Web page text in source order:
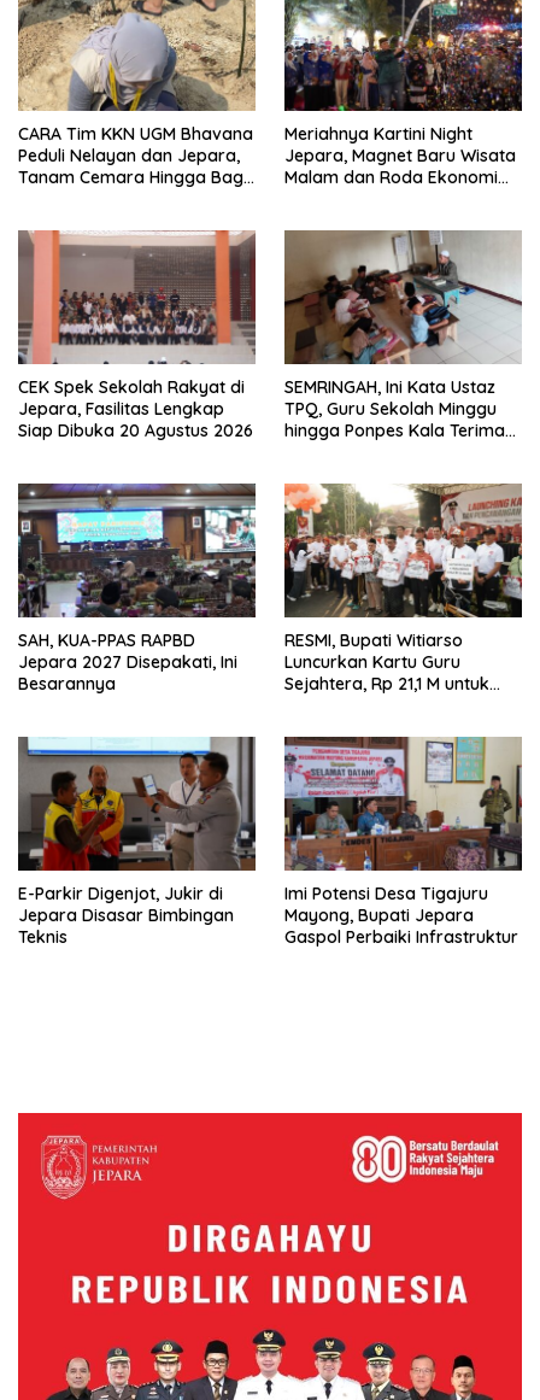
CARA Tim KKN UGM Bhavana
Peduli Nelayan dan Jepara,
Tanam Cemara Hingga Bagi
Meriahnya Kartini Night
Jepara, Magnet Baru Wisata
Malam dan Roda Ekonomi
CEK Spek Sekolah Rakyat di
Jepara, Fasilitas Lengkap
Siap Dibuka 20 Agustus 2026
SEMRINGAH, Ini Kata Ustaz
TPQ, Guru Sekolah Minggu
hingga Ponpes Kala Terima
SAH, KUA-PPAS RAPBD
Jepara 2027 Disepakati, Ini
Besarannya
RESMI, Bupati Witiarso
Luncurkan Kartu Guru
Sejahtera, Rp 21,1 M untuk
E-Parkir Digenjot, Jukir di
Jepara Disasar Bimbingan
Teknis
Imi Potensi Desa Tigajuru
Mayong, Bupati Jepara
Gaspol Perbaiki Infrastruktur